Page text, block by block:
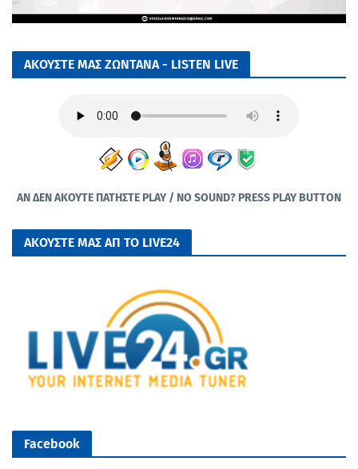
ΑΚΟΥΣΤΕ ΜΑΣ ΖΩΝΤΑΝΑ - LISTEN LIVE
ΑΝ ΔΕΝ ΑΚΟΥΤΕ ΠΑΤΗΣΤΕ PLAY / NO SOUND? PRESS PLAY BUTTON
ΑΚΟΥΣΤΕ ΜΑΣ ΑΠ ΤΟ LIVE24
Facebook